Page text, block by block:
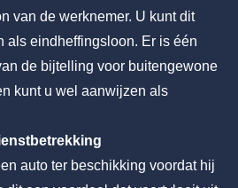
van de werknemer. U kunt dit
als eindheffingsloon. Er is één
de bijtelling voor buitengewone
kunt u wel aanwijzen als
auto ter beschikking voordat hij